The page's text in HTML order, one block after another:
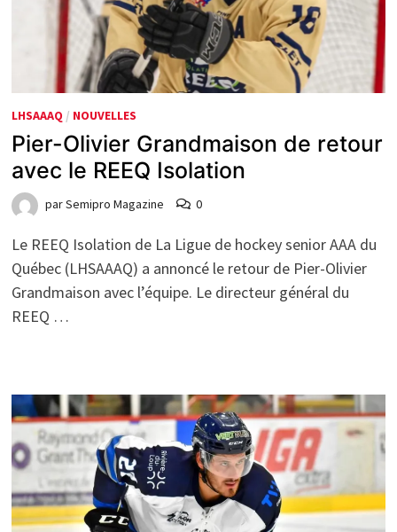
LHSAAAQ / NOUVELLES
Pier-Olivier Grandmaison de retour
avec le REEQ Isolation
parSemipro Magazine 0
Le REEQ Isolation de La Ligue de hockey senior AAA du
Québec (LHSAAAQ) a annoncé le retour de Pier-Olivier
Grandmaison avec l’équipe. Le directeur général du
REEQ …